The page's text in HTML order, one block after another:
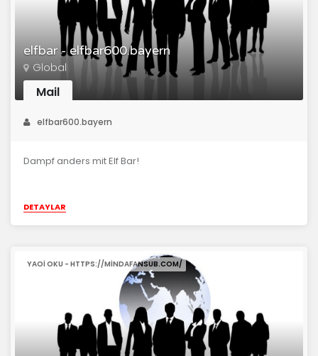
elfbar - elfbar600.bayern
Global
Mail
elfbar600.bayern
Dampf anders mit Elf Bar!
DETAYLAR
YAOI OKU - HTTPS://MINDAFANSUB.COM/